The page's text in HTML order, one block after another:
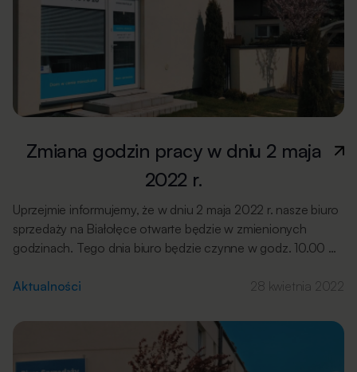
Zmiana godzin pracy w dniu 2 maja
2022 r.
Uprzejmie informujemy, że w dniu 2 maja 2022 r. nasze biuro
sprzedaży na Białołęce otwarte będzie w zmienionych
godzinach. Tego dnia biuro będzie czynne w godz. 10.00 –
zamknięte. Za wszelkie niedogodności serdecznie
Aktualności 28 kwietnia 2022